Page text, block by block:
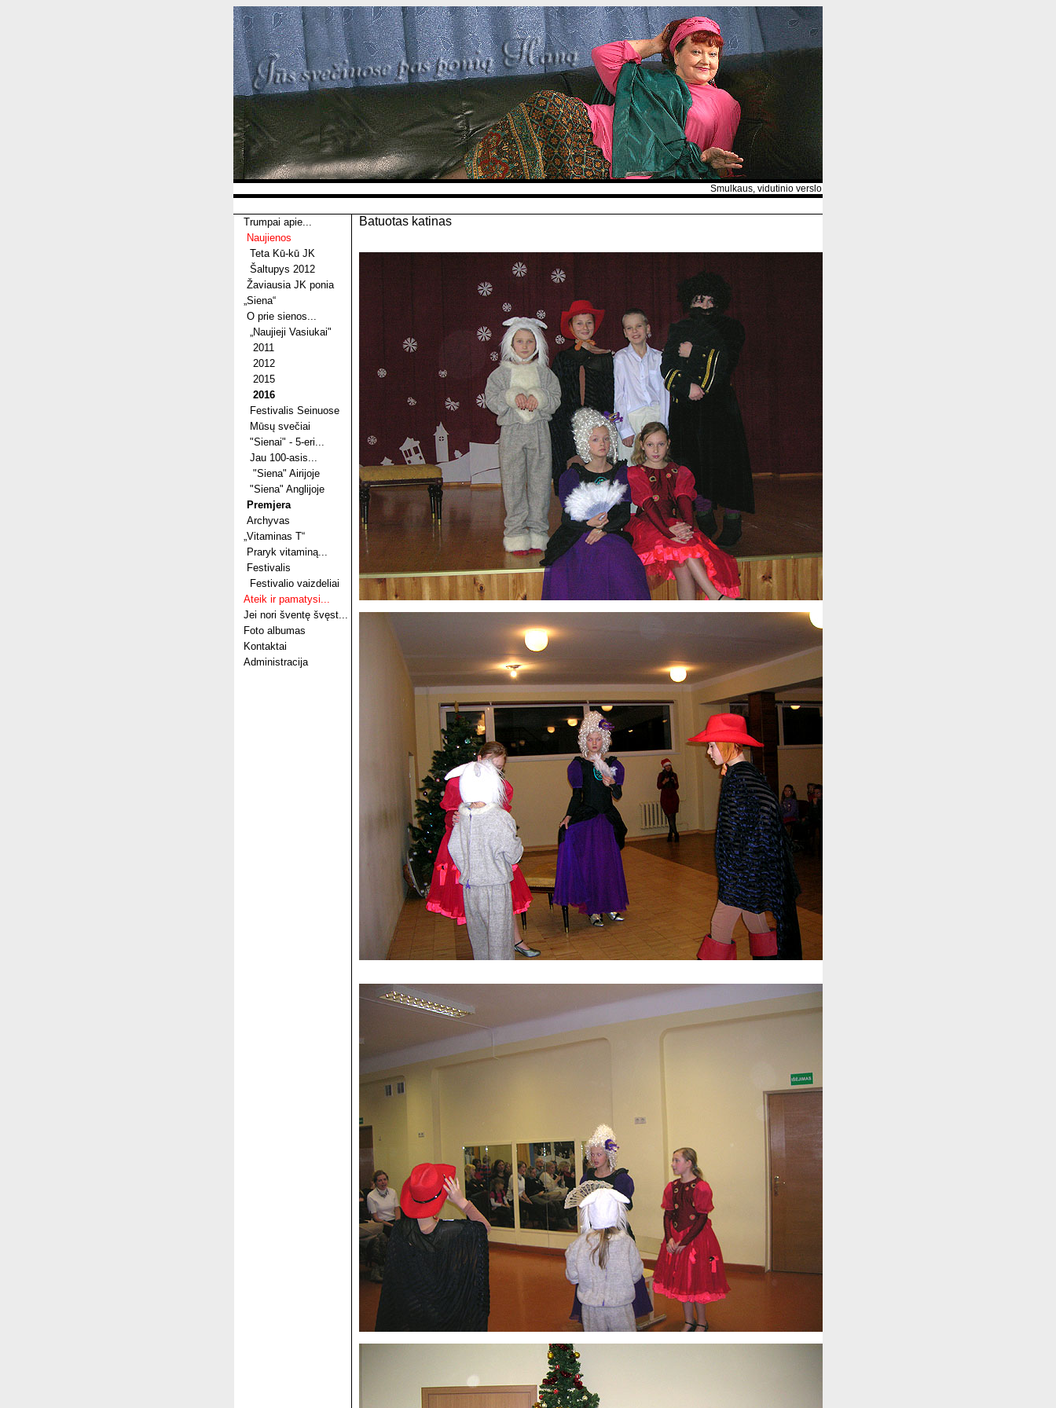
Smulkaus, vidutinio verslo ir asmeninių tinklapių portalas
Trumpai apie...
Naujienos
Teta Kū-kū JK
Šaltupys 2012
Žaviausia JK ponia
„Siena“
O prie sienos...
„Naujieji Vasiukai"
2011
2012
2015
2016
Festivalis Seinuose
Mūsų svečiai
"Sienai" - 5-eri...
Jau 100-asis...
"Siena" Airijoje
"Siena" Anglijoje
Premjera
Archyvas
„Vitaminas T“
Praryk vitaminą...
Festivalis
Festivalio vaizdeliai
Ateik ir pamatysi...
Jei nori šventę švęst...
Foto albumas
Kontaktai
Administracija
Batuotas katinas